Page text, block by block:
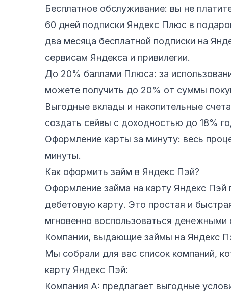
Бесплатное обслуживание: вы не
60 дней подписки Яндекс Плюс в
два месяца бесплатной подписки на
сервисам Яндекса и привилегии.
До 20% баллами Плюса: за
можете получить до 20% от суммы
Выгодные вклады и накопительные
создать сейвы с доходностью до 18%
Оформление карты за минуту: весь
минуты.
Как оформить займ в Яндекс Пэй?
Оформление займа на карту Яндекс
дебетовую карту. Это простая и
мгновенно воспользоваться денежными
Компании, выдающие займы на Яндекс
Мы собрали для вас список компаний,
карту Яндекс Пэй:
Компания A: предлагает выгодные